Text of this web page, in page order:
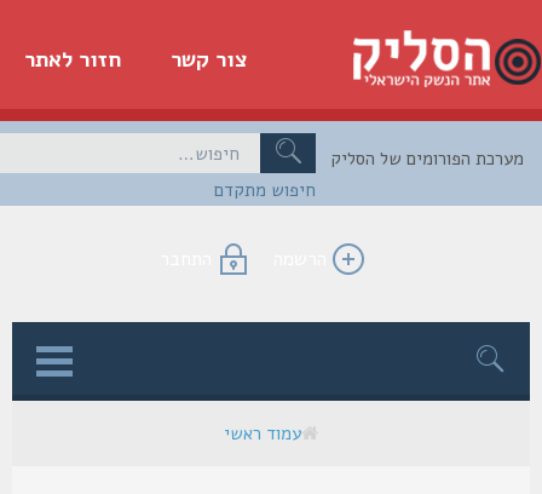
חזור לאתר צור קשר
חיפוש מתקדם
הפורומים של הסליק
הרשמה התחבר
עמוד ראשי